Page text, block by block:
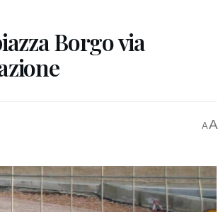
Borgo via
AA